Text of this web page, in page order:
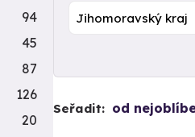
Seřadit: od
94
45
87
126
20